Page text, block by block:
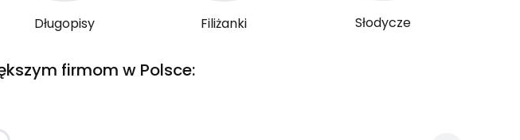
Długopisy Filiżanki Słodycze
firmom w Polsce: